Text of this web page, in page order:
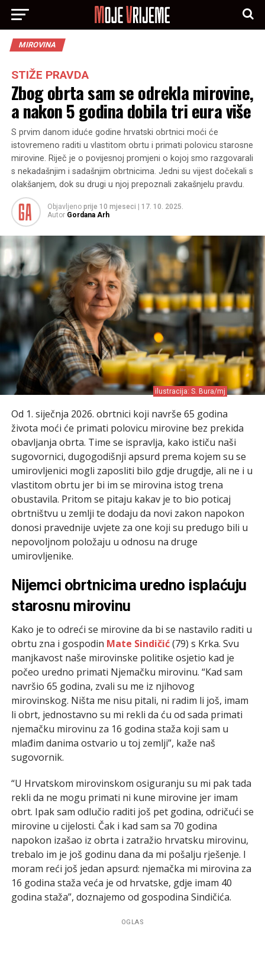
MIROVINA
STIŽE PRAVDA
Zbog obrta sam se odrekla mirovine,
a nakon 5 godina dobila tri eura više
S prvim danom iduće godine hrvatski obrtnici moći će
istovremeno raditi u vlastitom obrtu i primati polovicu starosne
mirovine. Riječ je o povijesnoj promjeni o kojoj smo razgovarali
s nekadašnjim i sadašnjim obrtnicima. Jedni su vijest dočekali s
olakšanjem, dok su drugi u njoj prepoznali zakašnjelu pravdu.
Objavljeno prije 10 mjeseci
17. 10. 2025.
Autor Gordana Arh
ilustracija: S. Bura/mj
Od 1. siječnja 2026. obrtnici koji navrše 65 godina
života moći će primati polovicu mirovine bez prekida
obavljanja obrta. Time se ispravlja, kako ističu naši
sugovornici, dugogodišnji apsurd prema kojem su se
umirovljenici mogli zaposliti bilo gdje drugdje, ali ne i u
vlastitom obrtu jer bi im se mirovina istog trena
obustavila. Pritom se pitaju kakav je to bio poticaj
obrtništvu u zemlji te dodaju da novi zakon napokon
donosi pravednije uvjete za one koji su predugo bili u
nepovoljnom položaju u odnosu na druge
umirovljenike.
Nijemci obrtnicima uredno isplaćuju
starosnu mirovinu
Kako je to odreći se mirovine da bi se nastavilo raditi u
obrtu zna i gospodin Mate Sindičić(79) s Krka. Svu
manjkavost naše mirovinske politike osjetio kad je
počeo uredno primati Njemačku mirovinu. “Kad sam
navršio 65 godina, zvali su me iz njihovog
mirovinskog. Ništa me nisu pitali, ni radim li još, imam
li obrt, jednostavno su mi rekli da ću od sada primati
njemačku mirovinu za 16 godina staža koji sam u
mlađim danima ostvario u toj zemlji”, kaže naš
sugovornik.
“U Hrvatskom mirovinskom osiguranju su mi pak tada
rekli da ne mogu primati ni kune mirovine jer imam
obrt. Ipak sam odlučio raditi još pet godina, odričući se
mirovine u cijelosti. Čak i kad sam sa 70 godina
napokon izašao iz obrta i zatražio hrvatsku mirovinu,
trebalo im je još godinu dana da mi pošalju rješenje. I
moram reći još jedan apsurd: njemačka mi mirovina za
16 godina staža veća je od hrvatske, gdje imam 40
godina staža”, doznajemo od gospodina Sindičića.
OGLAS